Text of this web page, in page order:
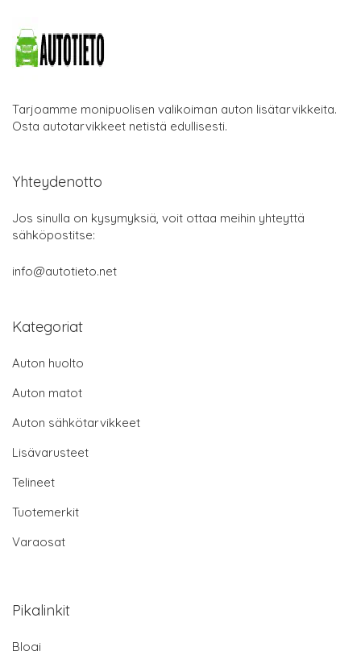
Tarjoamme monipuolisen valikoiman auton lisätarvikkeita.
Osta autotarvikkeet netistä edullisesti.
Yhteydenotto
Jos sinulla on kysymyksiä, voit ottaa meihin yhteyttä
sähköpostitse:
info@autotieto.net
Kategoriat
Auton huolto
Auton matot
Auton sähkötarvikkeet
Lisävarusteet
Telineet
Tuotemerkit
Varaosat
Pikalinkit
Blogi